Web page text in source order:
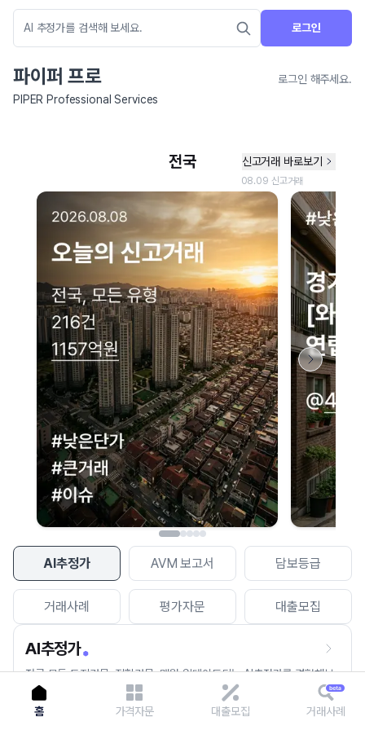
로그인
파이퍼 프로
로그인 해주세요.
PIPER Professional Services
AI추정가 AVM 보고서 담보등급
거래사례 평가자문 대출모집
AI추정가
전국 모든 토지건물, 집합건물, 매월 업데이트되는 AI추정가를 경험해보
세요.
네이버 지도 연결 안내
현재 네이버 지도 연결이 원활하지 않아 지도를 불러올 수 없습니다.
이용에 불편을 드려 죄송합니다.
다시 시도
홈 가격자문 대출모집 거래사례